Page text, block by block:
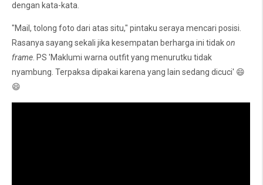
dengan kata-kata.
"Mail, tolong foto dari atas situ," pintaku seraya mencari posisi.
Rasanya sayang sekali jika kesempatan berharga ini tidakon
frame. PS 'Maklumi warna outfit yang menurutku tidak
nyambung. Terpaksa dipakai karena yang lain sedang dicuci' 😄
😄